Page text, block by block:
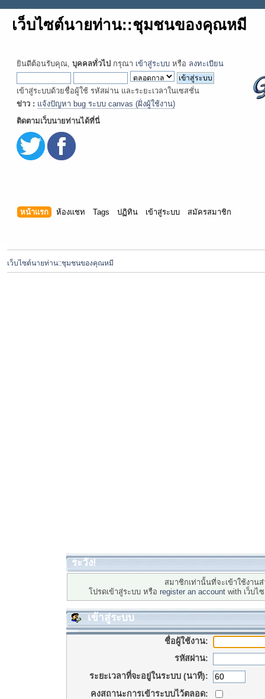
เว็บไซต์นายท่าน::ชุมชนของคุณหมี
ยินดีต้อนรับคุณ, บุคคลทั่วไป กรุณา เข้าสู่ระบบ หรือ ลงทะเบียน
เข้าสู่ระบบด้วยชื่อผู้ใช้ รหัสผ่าน และระยะเวลาในเซสชั่น
ข่าว : แจ้งปัญหา bug ระบบ canvas (ฝั่งผู้ใช้งาน)
ติดตามเว็บนายท่านได้ที่นี่
หน้าแรก ห้องแชท Tags ปฏิทิน เข้าสู่ระบบ สมัครสมาชิก
เว็บไซต์นายท่าน::ชุมชนของคุณหมี
ระวัง!
สมาชิกเท่านั้นที่จะเข้าใช้งาน
โปรดเข้าสู่ระบบ หรือ register an account with เว็บ
เข้าสู่ระบบ
ชื่อผู้ใช้งาน:
รหัสผ่าน:
ระยะเวลาที่จะอยู่ในระบบ (นาที):
คงสถานะการเข้าระบบไว้ตลอด: